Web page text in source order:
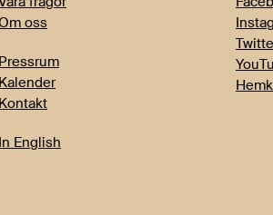
oss
Pressrum
Kalender
Kontakt
In English